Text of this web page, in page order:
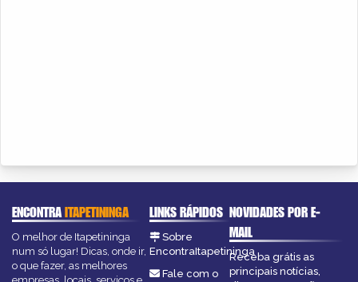
ENCONTRAITAPETININGA
O melhor de Itapetininga
num só lugar! Dicas, onde ir,
o que fazer, as melhores
LINKS RÁPIDOS
Sobre
EncontraItapetininga
Fale com o
NOVIDADES POR E-
MAIL
Receba grátis as
principais notícias,